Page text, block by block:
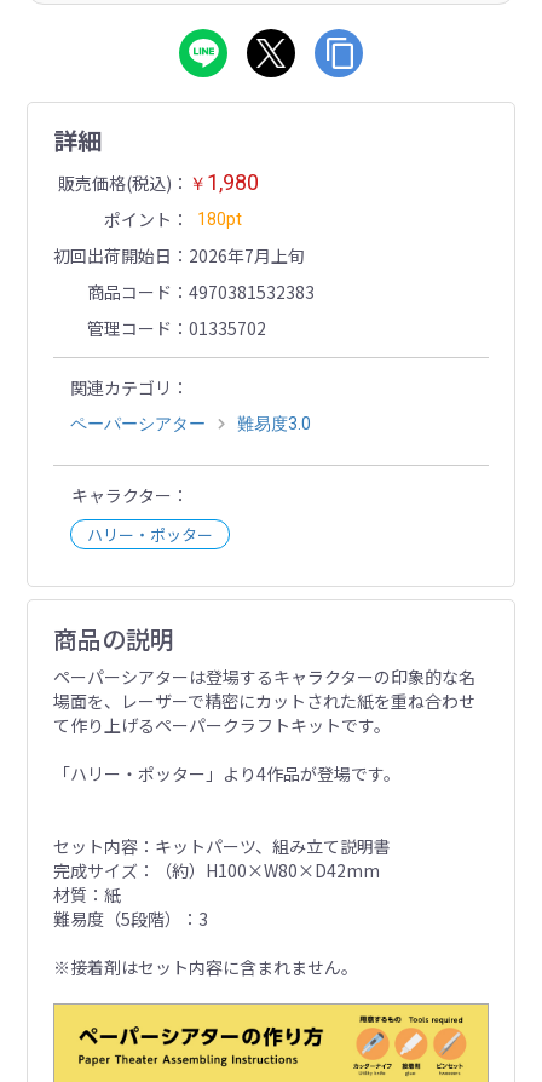
詳細
販売価格(税込) ￥ 1,980
ポイント 180pt
初回出荷開始日
2026年7月上旬
商品コード
4970381532383
管理コード
01335702
関連カテゴリ
ペーパーシアター 難易度3.0
キャラクター
ハリー・ポッター
商品の説明
ペーパーシアターは登場するキャラクターの印象的な名
場面を、レーザーで精密にカットされた紙を重ね合わせ
て作り上げるペーパークラフトキットです。
「ハリー・ポッター」より4作品が登場です。
セット内容：キットパーツ、組み立て説明書
完成サイズ：（約）H100×W80×D42mm
材質：紙
難易度（5段階）：3
※接着剤はセット内容に含まれません。